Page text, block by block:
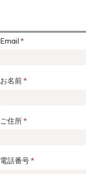
Email*
お名前*
ご住所*
電話番号*